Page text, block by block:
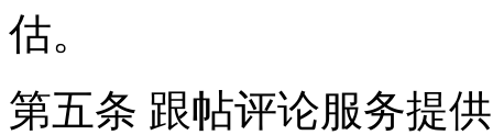
估。
第五条 跟帖评论服务提